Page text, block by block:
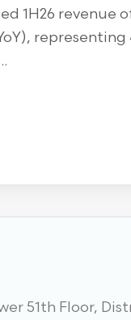
1H26 revenue
representing
51th Floor,